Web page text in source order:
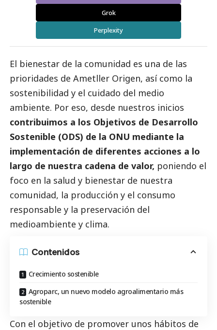
Grok
Perplexity
El bienestar de la comunidad es una de las
prioridades de Ametller Origen, así como la
sostenibilidad y el cuidado del medio
ambiente. Por eso, desde nuestros inicios
contribuimos a los Objetivos de Desarrollo
Sostenible (ODS) de la ONU mediante la
implementación de diferentes acciones a lo
largo de nuestra cadena de valor, poniendo el
foco en la salud y bienestar de nuestra
comunidad, la producción y el consumo
responsable y la preservación del
medioambiente y clima.
Contenidos
Crecimiento sostenible
Agroparc, un nuevo modelo agroalimentario más
sostenible
Con el objetivo de promover unos hábitos de